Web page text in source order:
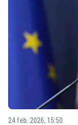
24 feb. 2026, 15:50